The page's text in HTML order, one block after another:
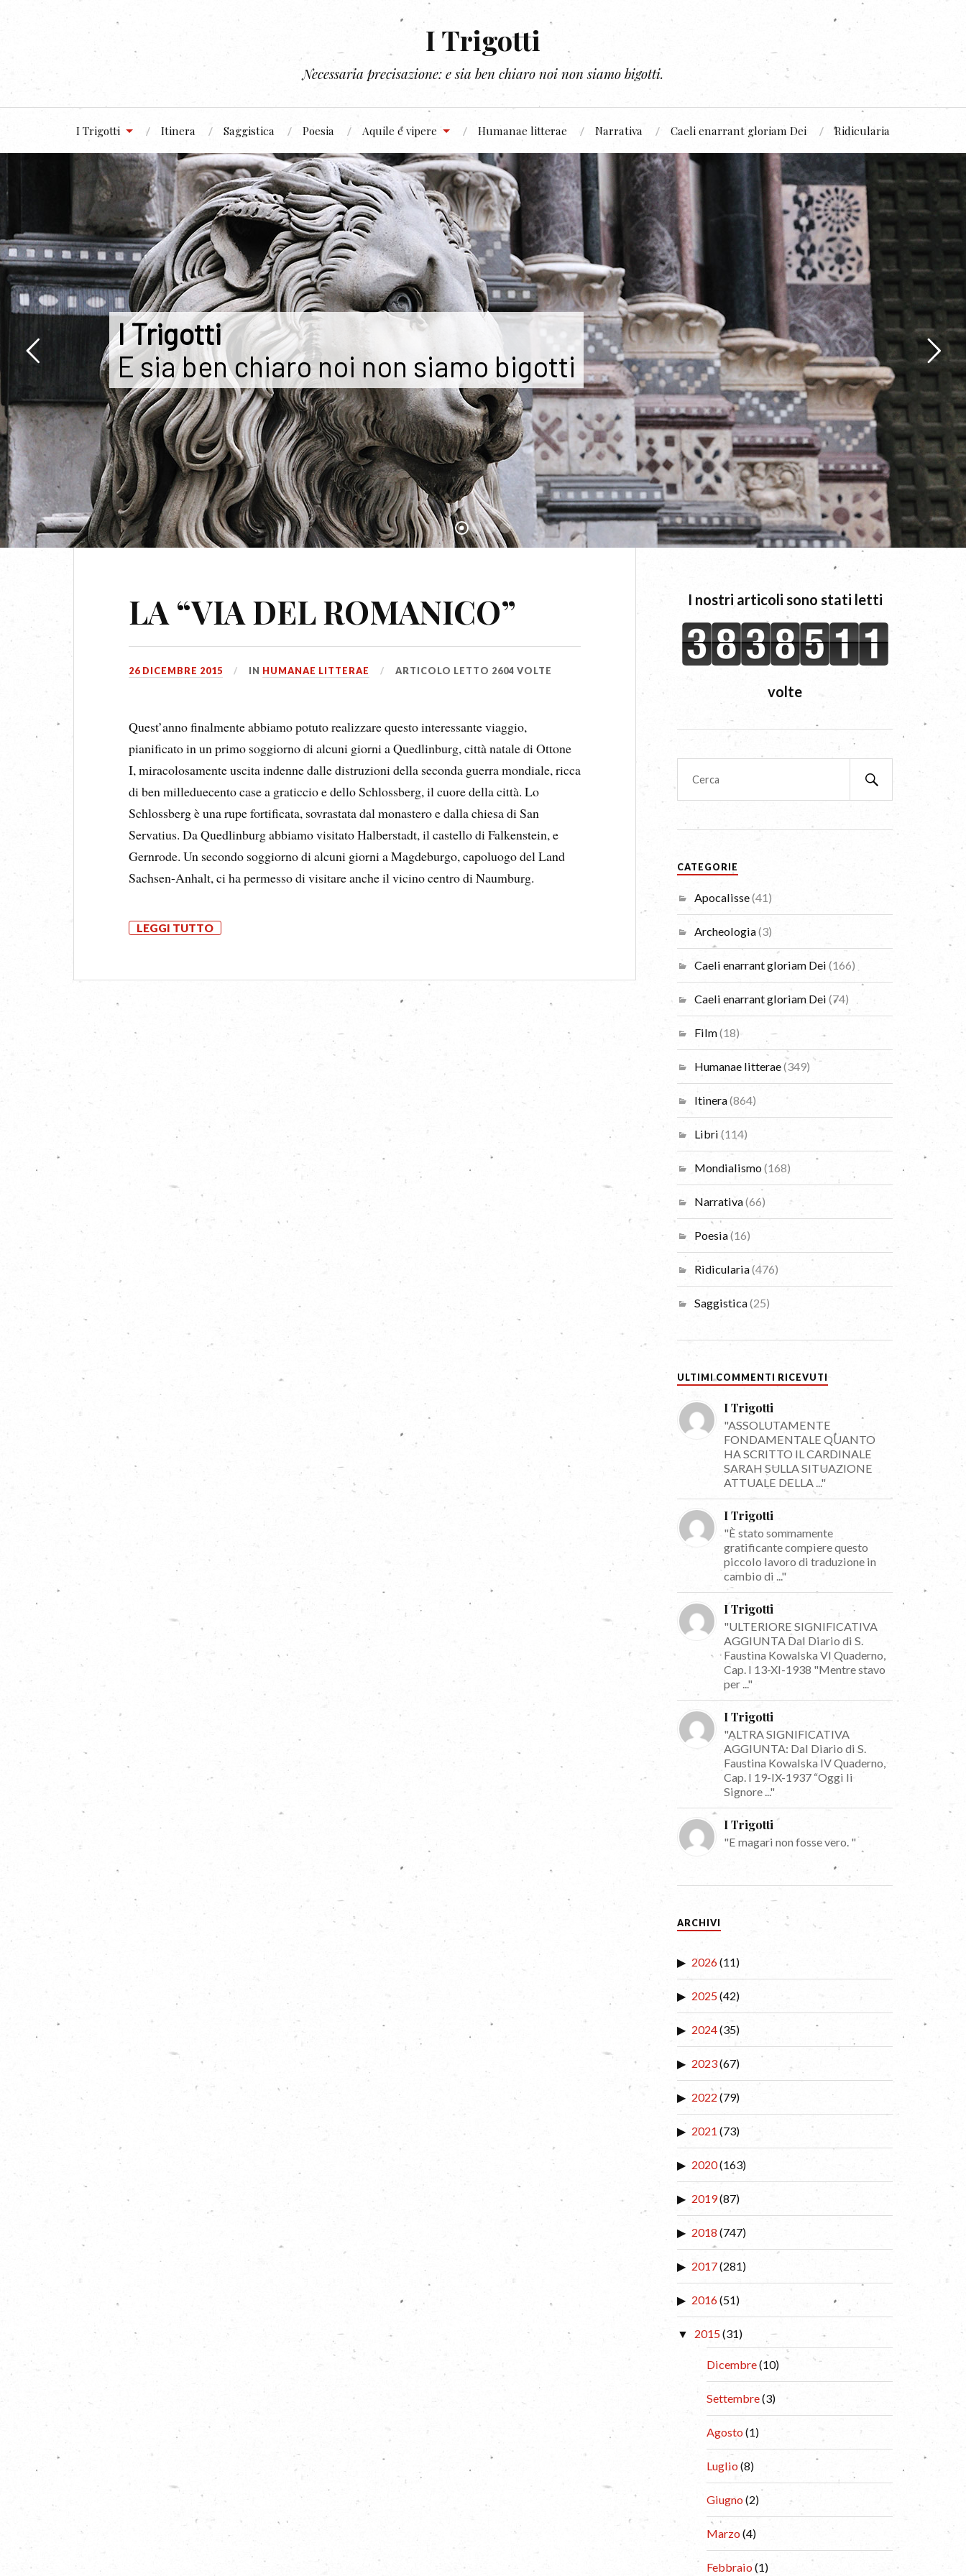
I Trigotti
Necessaria precisazione: e sia ben chiaro noi non siamo bigotti.
I Trigotti Itinera Saggistica Poesia Aquile e vipere Humanae litterae Narrativa Caeli enarrant gloriam Dei Ridicularia
I Trigotti
E sia ben chiaro noi non siamo bigotti
TAG:ARCHITETTURA MEDIEVALE
LA “VIA DEL ROMANICO”
26 DICEMBRE 2015 IN HUMANAE LITTERAE ARTICOLO LETTO 2604 VOLTE
Quest’anno finalmente abbiamo potuto realizzare questo interessante viaggio,
pianificato in un primo soggiorno di alcuni giorni a Quedlinburg, città natale di Ottone
I, miracolosamente uscita indenne dalle distruzioni della seconda guerra mondiale, ricca
di ben milleduecento case a graticcio e dello Schlossberg, il cuore della città. Lo
Schlossberg è una rupe fortificata, sovrastata dal monastero e dalla chiesa di San
Servatius. Da Quedlinburg abbiamo visitato Halberstadt, il castello di Falkenstein, e
Gernrode. Un secondo soggiorno di alcuni giorni a Magdeburgo, capoluogo del Land
Sachsen-Anhalt, ci ha permesso di visitare anche il vicino centro di Naumburg.
LEGGI TUTTO
I nostri articoli sono stati letti
volte
CATEGORIE
Apocalisse(41)
Archeologia(3)
Caeli enarrant gloriam Dei (166)
Caeli enarrant gloriam Dei (74)
Film(18)
Humanae litterae(349)
Itinera(864)
Libri (114)
Mondialismo(168)
Narrativa(66)
Poesia(16)
Ridicularia(476)
Saggistica(25)
ULTIMI COMMENTI RICEVUTI
I Trigotti
"ASSOLUTAMENTE
FONDAMENTALE QUANTO
HA SCRITTO IL CARDINALE
SARAH SULLA SITUAZIONE
ATTUALE DELLA ..."
I Trigotti
"È stato sommamente
gratificante compiere questo
piccolo lavoro di traduzione in
cambio di ..."
I Trigotti
"ULTERIORE SIGNIFICATIVA
AGGIUNTA Dal Diario di S.
Faustina Kowalska VI Quaderno,
Cap. I 13-XI-1938 "Mentre stavo
per ..."
I Trigotti
"ALTRA SIGNIFICATIVA
AGGIUNTA: Dal Diario di S.
Faustina Kowalska IV Quaderno,
Cap. I 19-IX-1937 “Oggi li
Signore ..."
I Trigotti
"E magari non fosse vero. "
ARCHIVI
2026(11)
2025(42)
2024(35)
2023(67)
2022 (79)
2021 (73)
2020(163)
2019(87)
2018 (747)
2017(281)
2016(51)
2015(31)
Dicembre(10)
Settembre(3)
Agosto(1)
Luglio(8)
Giugno(2)
Marzo(4)
Febbraio(1)